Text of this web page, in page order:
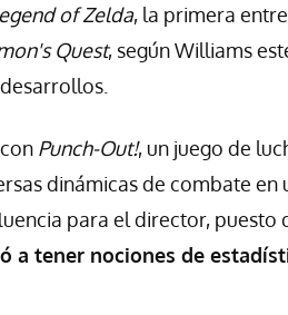
of Zelda, la primera
Quest, según Williams
Punch-Out!, un juego de
dinámicas de combate en
para el director, puesto
a tener nociones de